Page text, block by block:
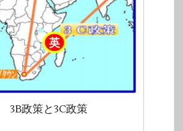
3B政策と3C政策